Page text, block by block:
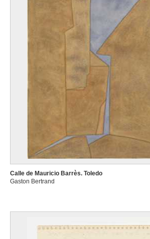
Calle de Mauricio Barrès. Toledo
Gaston Bertrand